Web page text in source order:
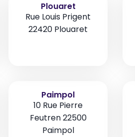
Plouaret
Rue Louis Prigent
22420 Plouaret
Paimpol
10 Rue Pierre
Feutren 22500
Paimpol